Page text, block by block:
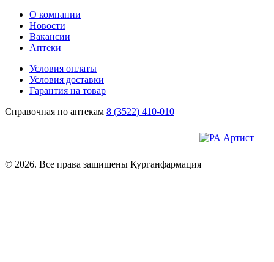
О компании
Новости
Вакансии
Аптеки
Условия оплаты
Условия доставки
Гарантия на товар
Справочная по аптекам 8 (3522) 410-010
© 2026. Все права защищены Курганфармация